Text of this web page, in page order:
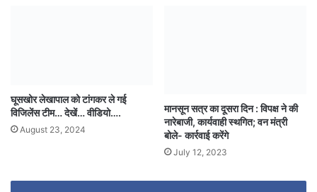
घूसखोर लेखापाल को टांगकर ले गई
विजिलेंस टीम… देखें… वीडियो….
August 23, 2024
मानसून सत्र का दूसरा दिन : विपक्ष ने की
नारेबाजी, कार्यवाही स्थगित; वन मंत्री
बोले- कार्रवाई करेंगे
July 12, 2023